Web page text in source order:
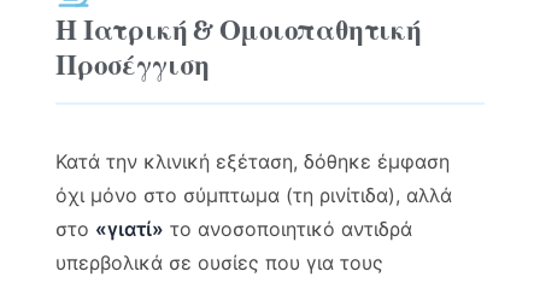
Η Ιατρική & Ομοιοπαθητική
Προσέγγιση
Κατά την κλινική εξέταση, δόθηκε έμφαση
όχι μόνο στο σύμπτωμα (τη ρινίτιδα), αλλά
στο «γιατί» το ανοσοποιητικό αντιδρά
υπερβολικά σε ουσίες που για τους